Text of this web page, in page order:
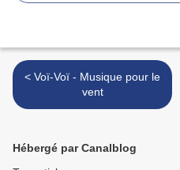
< Voï-Voï - Musique pour le
vent
Hébergé par Canalblog